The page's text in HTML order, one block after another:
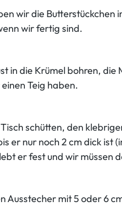
wir die Butterstückchen
wir fertig sind.
in die Krümel bohren, die
Teig haben.
schütten, den
er nur noch 2 cm dick ist
er fest und wir müssen
Ausstecher mit 5 oder 6